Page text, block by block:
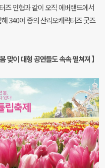
즈 인형과 같이 오직 에버랜드에서
340여 종의 산리오캐릭터즈 굿즈
맞이 대형 공연들도 속속 펼쳐져 】